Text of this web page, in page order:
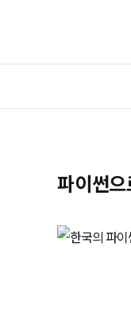
파이썬